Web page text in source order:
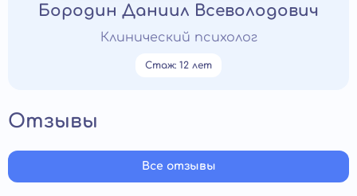
Бородин Даниил Всеволодович
Клинический психолог
Стаж: 12 лет
Отзывы
Все отзывы